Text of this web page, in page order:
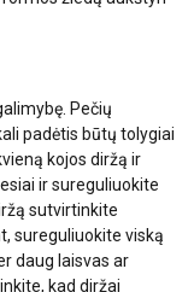
Pečių
padėtis būtų tolygiai
kojos diržą ir
ir sureguliuokite
sutvirtinkite
sureguliuokite viską
daug laisvas ar
kad diržai